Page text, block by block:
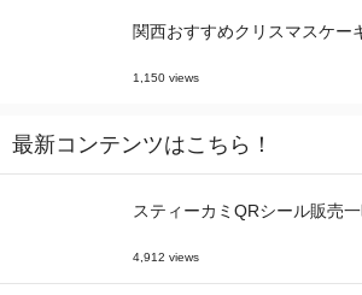
関西おすすめクリスマスケー
1,150 views
最新コンテンツはこちら！
スティーカミQRシール販売
4,912 views